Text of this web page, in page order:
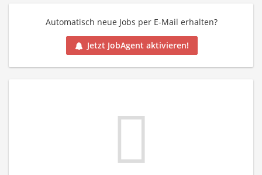
Automatisch neue Jobs per E-Mail erhalten?
Jetzt JobAgent aktivieren!